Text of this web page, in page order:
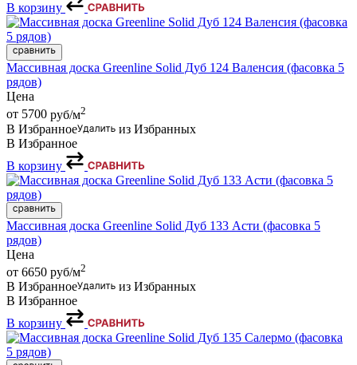
В корзину
Массивная доска Greenline Solid Дуб 124 Валенсия (фасовка 5
рядов)
Цена
от 5700 руб/м2
В Избранное
из Избранных
В Избранное
В корзину
Массивная доска Greenline Solid Дуб 133 Асти (фасовка 5
рядов)
Цена
от 6650 руб/м2
В Избранное
из Избранных
В Избранное
В корзину